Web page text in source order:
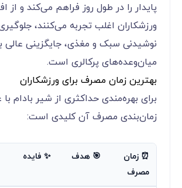
پایدار را در طول روز فراهم می‌کند و از
ورزشکاران اغلب تجربه می‌کنند،
نوشیدنی سبک و مغذی، جایگزینی عالی
میان‌وعده‌های پرکالری است.
بهترین زمان مصرف برای ورزشکاران
برای بهره‌مندی حداکثری از شیر بادام
زمان‌بندی مصرف آن کلیدی است:
⏰ زمان
مصرف
🎯 هدف ✨ فایده